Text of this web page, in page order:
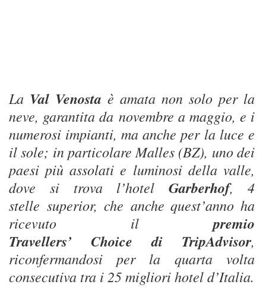
La Val Venosta è amata non solo per la
neve, garantita da novembre a maggio, e i
numerosi impianti, ma anche per la luce e
il sole; in particolare Malles (BZ), uno dei
paesi più assolati e luminosi della valle,
dove si trova l’hotelGarberhof, 4
stelle superior, che anche quest’anno ha
ricevuto ilpremio
Travellers’ Choice di TripAdvisor,
riconfermandosi per la quarta volta
consecutiva tra i 25 migliori hotel d’Italia.